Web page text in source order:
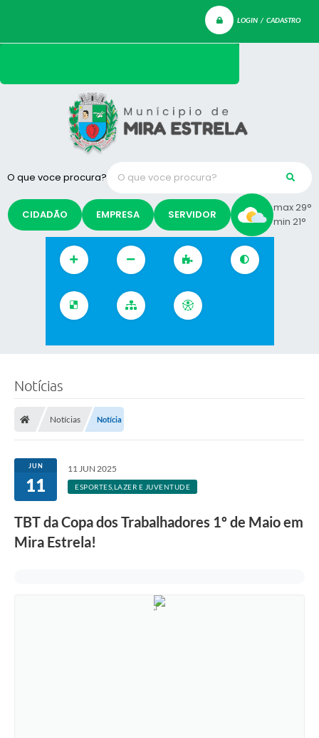
LOGIN / CADASTRO
O que voce procura?
CIDADÃO EMPRESA SERVIDOR
max 29°
min 21°
Notícias
Notícias Notícia
JUN
11
11 JUN 2025
ESPORTES,LAZER E JUVENTUDE
TBT da Copa dos Trabalhadores 1º de Maio em
Mira Estrela!